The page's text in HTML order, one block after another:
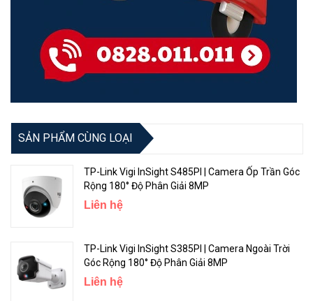
SẢN PHẨM CÙNG LOẠI
TP-Link Vigi InSight S485PI | Camera Ốp Trần Góc
Rộng 180° Độ Phân Giải 8MP
Liên hệ
TP-Link Vigi InSight S385PI | Camera Ngoài Trời
Góc Rộng 180° Độ Phân Giải 8MP
Liên hệ